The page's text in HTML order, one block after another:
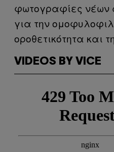
φωτογραφίες νέων
για την
οροθετικότητα και
VIDEOS BY VICE